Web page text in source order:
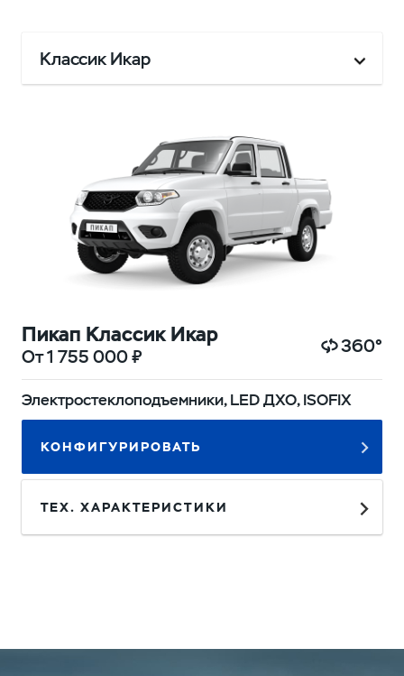
Классик Икар
Пикап Классик Икар
От 1 755 000 ₽ 360°
Электростеклоподъемники, LED ДХО, ISOFIX
КОНФИГУРИРОВАТЬ
ТЕХ. ХАРАКТЕРИСТИКИ